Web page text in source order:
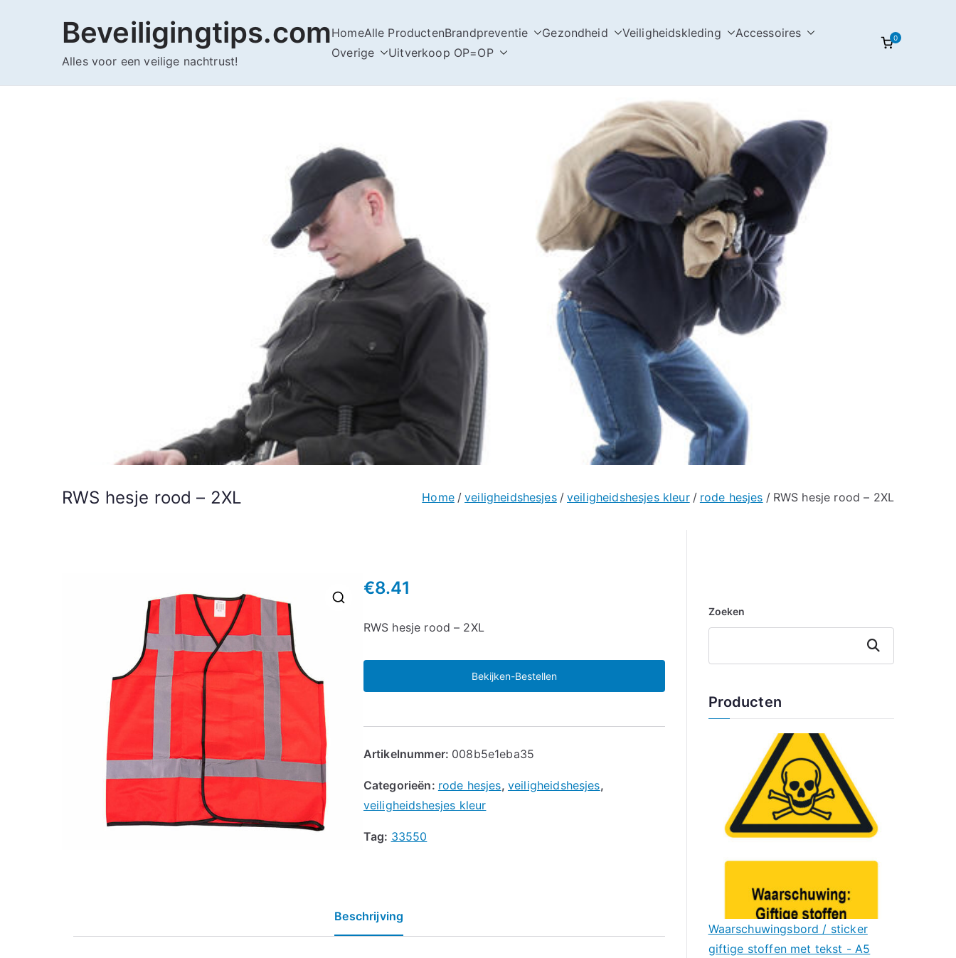
Beveiligingtips.com
Alles voor een veilige nachtrust!
HomeAlle ProductenBrandpreventie Gezondheid Veiligheidskleding
Accessoires
Overige
Uitverkoop OP=OP
0
RWS hesje rood – 2XL Home veiligheidshesjes veiligheidshesjes kleur rode hesjes RWS hesje rood – 2XL
€8.41
RWS hesje rood – 2XL
Bekijken-Bestellen
Artikelnummer: 008b5e1eba35
Categorieën: rode hesjes, veiligheidshesjes,
veiligheidshesjes kleur
Tag: 33550
Beschrijving
Zoeken
Zoeken
Producten
Waarschuwingsbord / sticker
giftige stoffen met tekst - A5